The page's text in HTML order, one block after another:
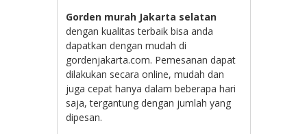
Gorden murah Jakarta selatan
dengan kualitas terbaik bisa anda
dapatkan dengan mudah di
gordenjakarta.com. Pemesanan dapat
dilakukan secara online, mudah dan
juga cepat hanya dalam beberapa hari
saja, tergantung dengan jumlah yang
dipesan.